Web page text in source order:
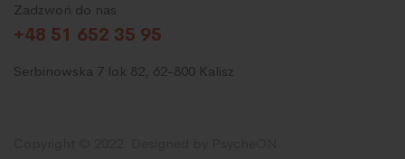
Zadzwoń do nas
+48 51 652 35 95
Serbinowska 7 lok 82, 62-800 Kalisz